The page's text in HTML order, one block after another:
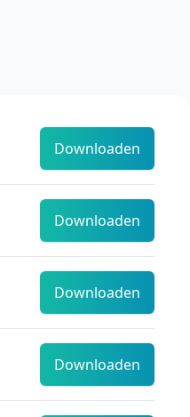
Downloaden
Downloaden
Downloaden
Downloaden